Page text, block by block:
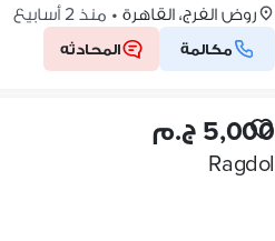
روض الفرج، القاهرة • منذ 2 أسابيع
مكالمة المحادثه
5,000 ج.م
Ragdol